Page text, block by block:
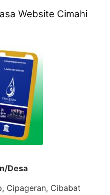
Website Cimahi
Desa
Cipageran, Cibabat